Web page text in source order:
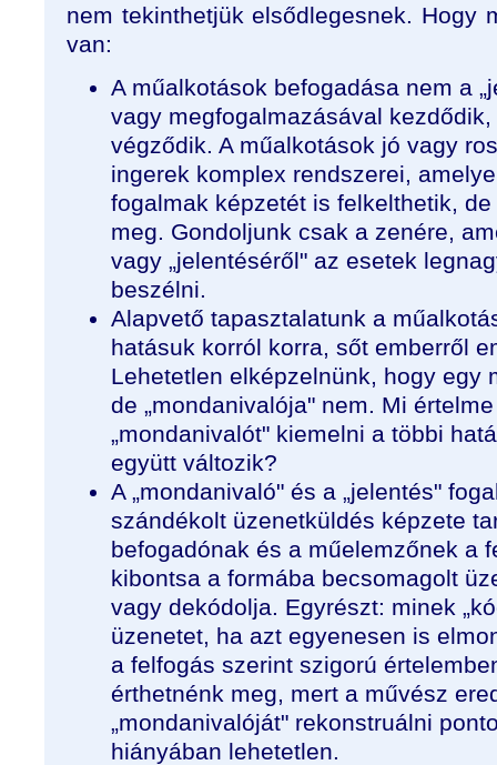
nem tekinthetjük elsődlegesnek. Hogy
van:
A műalkotások befogadása nem a
vagy megfogalmazásával
végződik. A műalkotások jó vagy
ingerek komplex rendszerei,
fogalmak képzetét is felkelthetik,
meg. Gondoljunk csak a zenére,
vagy „jelentéséről" az esetek
beszélni.
Alapvető tapasztalatunk a
hatásuk korról korra, sőt emberről
Lehetetlen elképzelnünk, hogy egy
de „mondanivalója" nem. Mi
„mondanivalót" kiemelni a többi
együtt változik?
A „mondanivaló" és a „jelentés"
szándékolt üzenetküldés képzete
befogadónak és a műelemzőnek a
kibontsa a formába becsomagolt
vagy dekódolja. Egyrészt: minek
üzenetet, ha azt egyenesen is
a felfogás szerint szigorú
érthetnénk meg, mert a művész
„mondanivalóját" rekonstruálni
hiányában lehetetlen.